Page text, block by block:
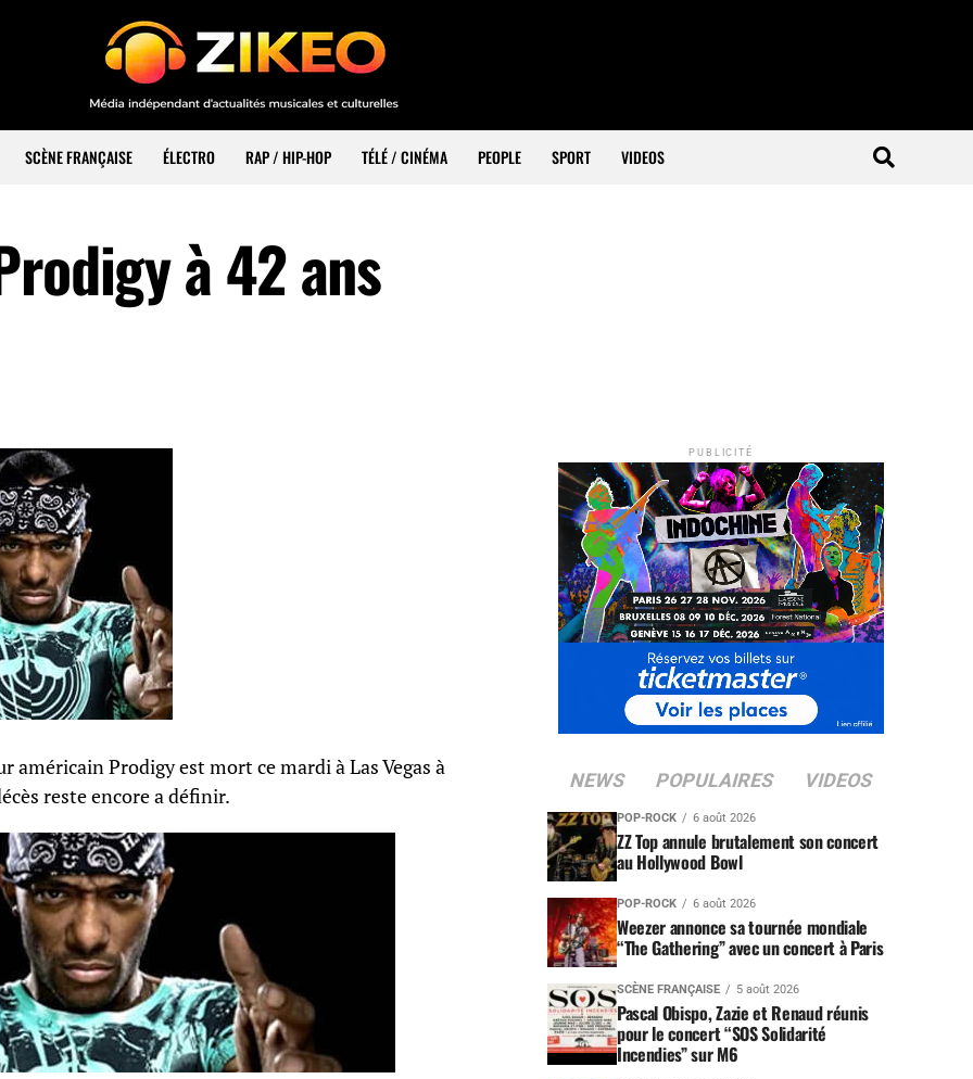
SCÈNE FRANÇAISE ÉLECTRO RAP / HIP-HOP TÉLÉ / CINÉMA PEOPLE SPORT VIDEOS
à 42 ans
américain Prodigy est mort ce mardi à Las Vegas à
reste encore a définir.
PUBLICITÉ
NEWS POPULAIRES VIDEOS
POP-ROCK 6 août 2026
ZZ Top annule brutalement son concert
au Hollywood Bowl
POP-ROCK 6 août 2026
Weezer annonce sa tournée mondiale
“The Gathering” avec un concert à Paris
SCÈNE FRANÇAISE 5 août 2026
Pascal Obispo, Zazie et Renaud réunis
pour le concert “SOS Solidarité
Incendies” sur M6